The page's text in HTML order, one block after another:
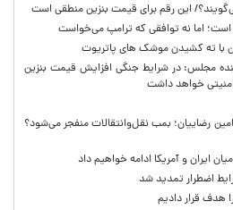
این رقم برای قیمت بنزین منطقی است
اما نه توافقی که ترامپ می‌خواست
با ته کشیدن موشک های پاتریوت
مجلس: در شرایط جنگی افزایش قیمت بنزین
خواهد داشت
رضاییان؛ بمب نقل‌وانتقالات منفجر می‌شود؟
ایران و آمریکا ادامه خواهیم داد
اضطرار تمدید شد
هدف قرار دادیم